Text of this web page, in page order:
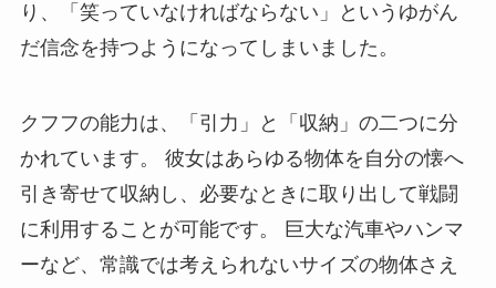
り、「笑っていなければならない」というゆがん
だ信念を持つようになってしまいました。
クフフの能力は、「引力」と「収納」の二つに分
かれています。 彼女はあらゆる物体を自分の懐へ
引き寄せて収納し、必要なときに取り出して戦闘
に利用することが可能です。 巨大な汽車やハンマ
ーなど、常識では考えられないサイズの物体さえ